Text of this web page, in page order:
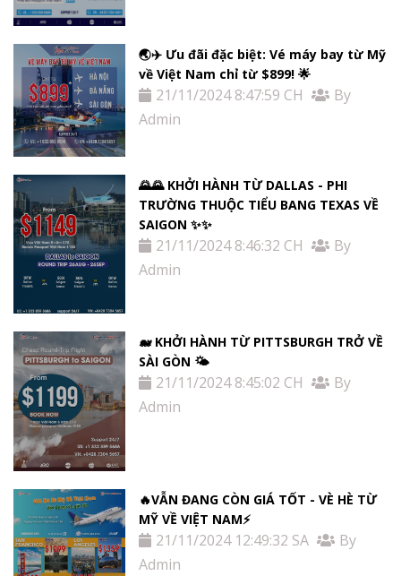
🌏✈️ Ưu đãi đặc biệt: Vé máy bay từ Mỹ
về Việt Nam chỉ từ $899! 🌟
21/11/2024 8:47:59 CH
By
Admin
🌄🌄 KHỞI HÀNH TỪ DALLAS - PHI
TRƯỜNG THUỘC TIỂU BANG TEXAS VỀ
SAIGON ✨✨
21/11/2024 8:46:32 CH
By
Admin
🐋 KHỞI HÀNH TỪ PITTSBURGH TRỞ VỀ
SÀI GÒN 🌤
21/11/2024 8:45:02 CH
By
Admin
🔥VẪN ĐANG CÒN GIÁ TỐT - VÈ HÈ TỪ
MỸ VỀ VIỆT NAM⚡️
21/11/2024 12:49:32 SA
By
Admin